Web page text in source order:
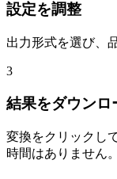
設定を調整
出力形式を選び、
3
結果をダウンロ
変換をクリックし
時間はありません。